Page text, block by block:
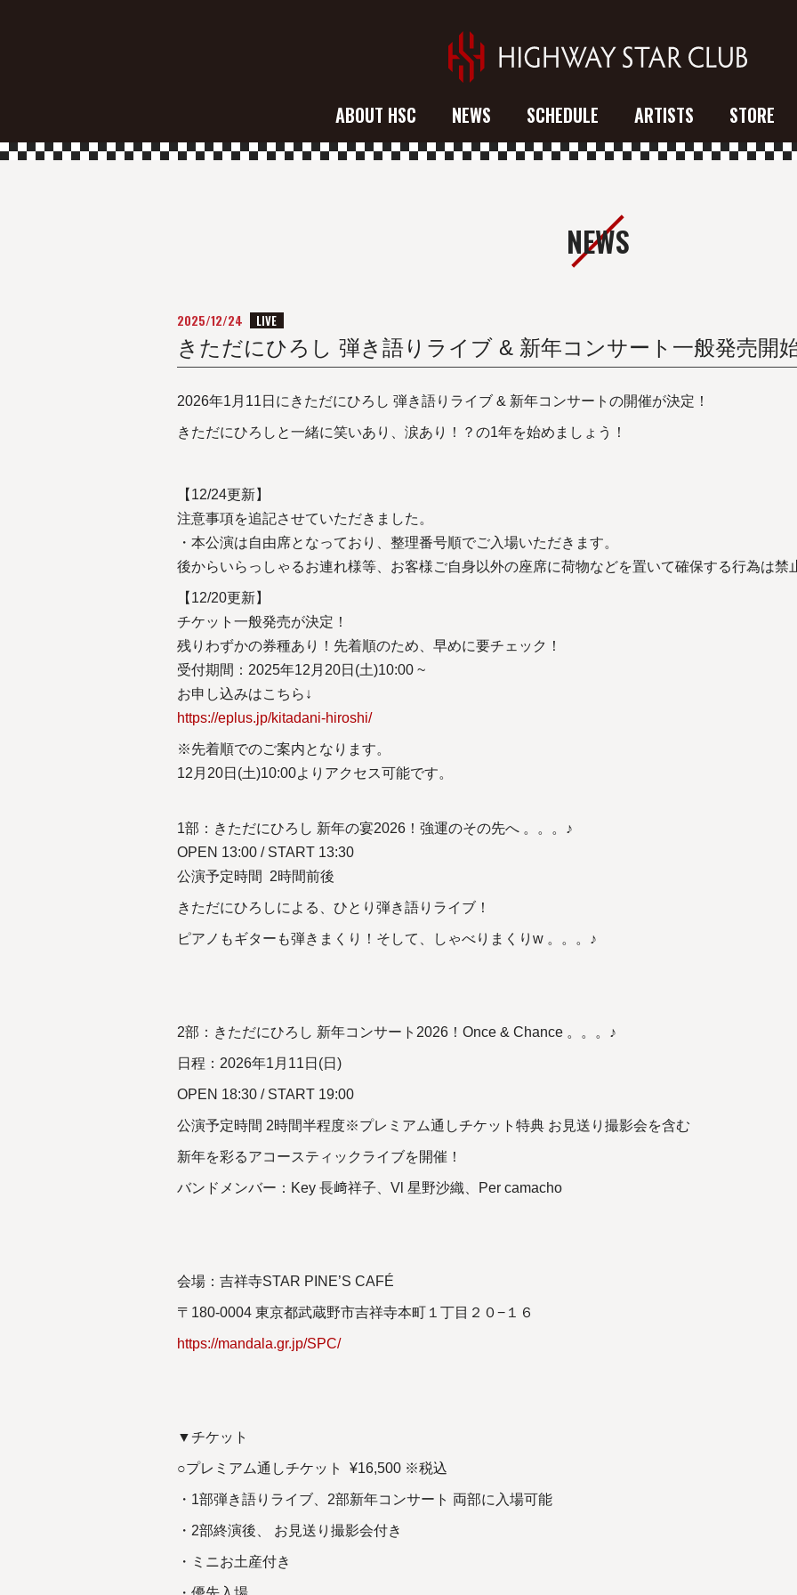
ABOUT HSC NEWS SCHEDULE ARTISTS STORE
NEWS
2025/12/24 LIVE
きただにひろし 弾き語りライブ & 新年コンサート一般発売開始
2026年1月11日にきただにひろし 弾き語りライブ & 新年コンサートの開催が決定！
きただにひろしと一緒に笑いあり、涙あり！？の1年を始めましょう！
【12/24更新】
注意事項を追記させていただきました。
・本公演は自由席となっており、整理番号順でご入場いただきます。
後からいらっしゃるお連れ様等、お客様ご自身以外の座席に荷物などを置いて確保する行為は禁
【12/20更新】
チケット一般発売が決定！
残りわずかの券種あり！先着順のため、早めに要チェック！
受付期間：2025年12月20日(土)10:00 ~
お申し込みはこちら↓
https://eplus.jp/kitadani-hiroshi/
※先着順でのご案内となります。
12月20日(土)10:00よりアクセス可能です。
1部：きただにひろし 新年の宴2026！強運のその先へ 。。。♪
OPEN 13:00 / START 13:30
公演予定時間 2時間前後
きただにひろしによる、ひとり弾き語りライブ！
ピアノもギターも弾きまくり！そして、しゃべりまくりw 。。。♪
2部：きただにひろし 新年コンサート2026！Once & Chance 。。。♪
日程：2026年1月11日(日)
OPEN 18:30 / START 19:00
公演予定時間 2時間半程度※プレミアム通しチケット特典 お見送り撮影会を含む
新年を彩るアコースティックライブを開催！
バンドメンバー：Key 長﨑祥子、Vl 星野沙織、Per camacho
会場：吉祥寺STAR PINE’S CAFÉ
〒180-0004 東京都武蔵野市吉祥寺本町１丁目２０−１６
https://mandala.gr.jp/SPC/
▼チケット
○プレミアム通しチケット ¥16,500 ※税込
・1部弾き語りライブ、2部新年コンサート 両部に入場可能
・2部終演後、 お見送り撮影会付き
・ミニお土産付き